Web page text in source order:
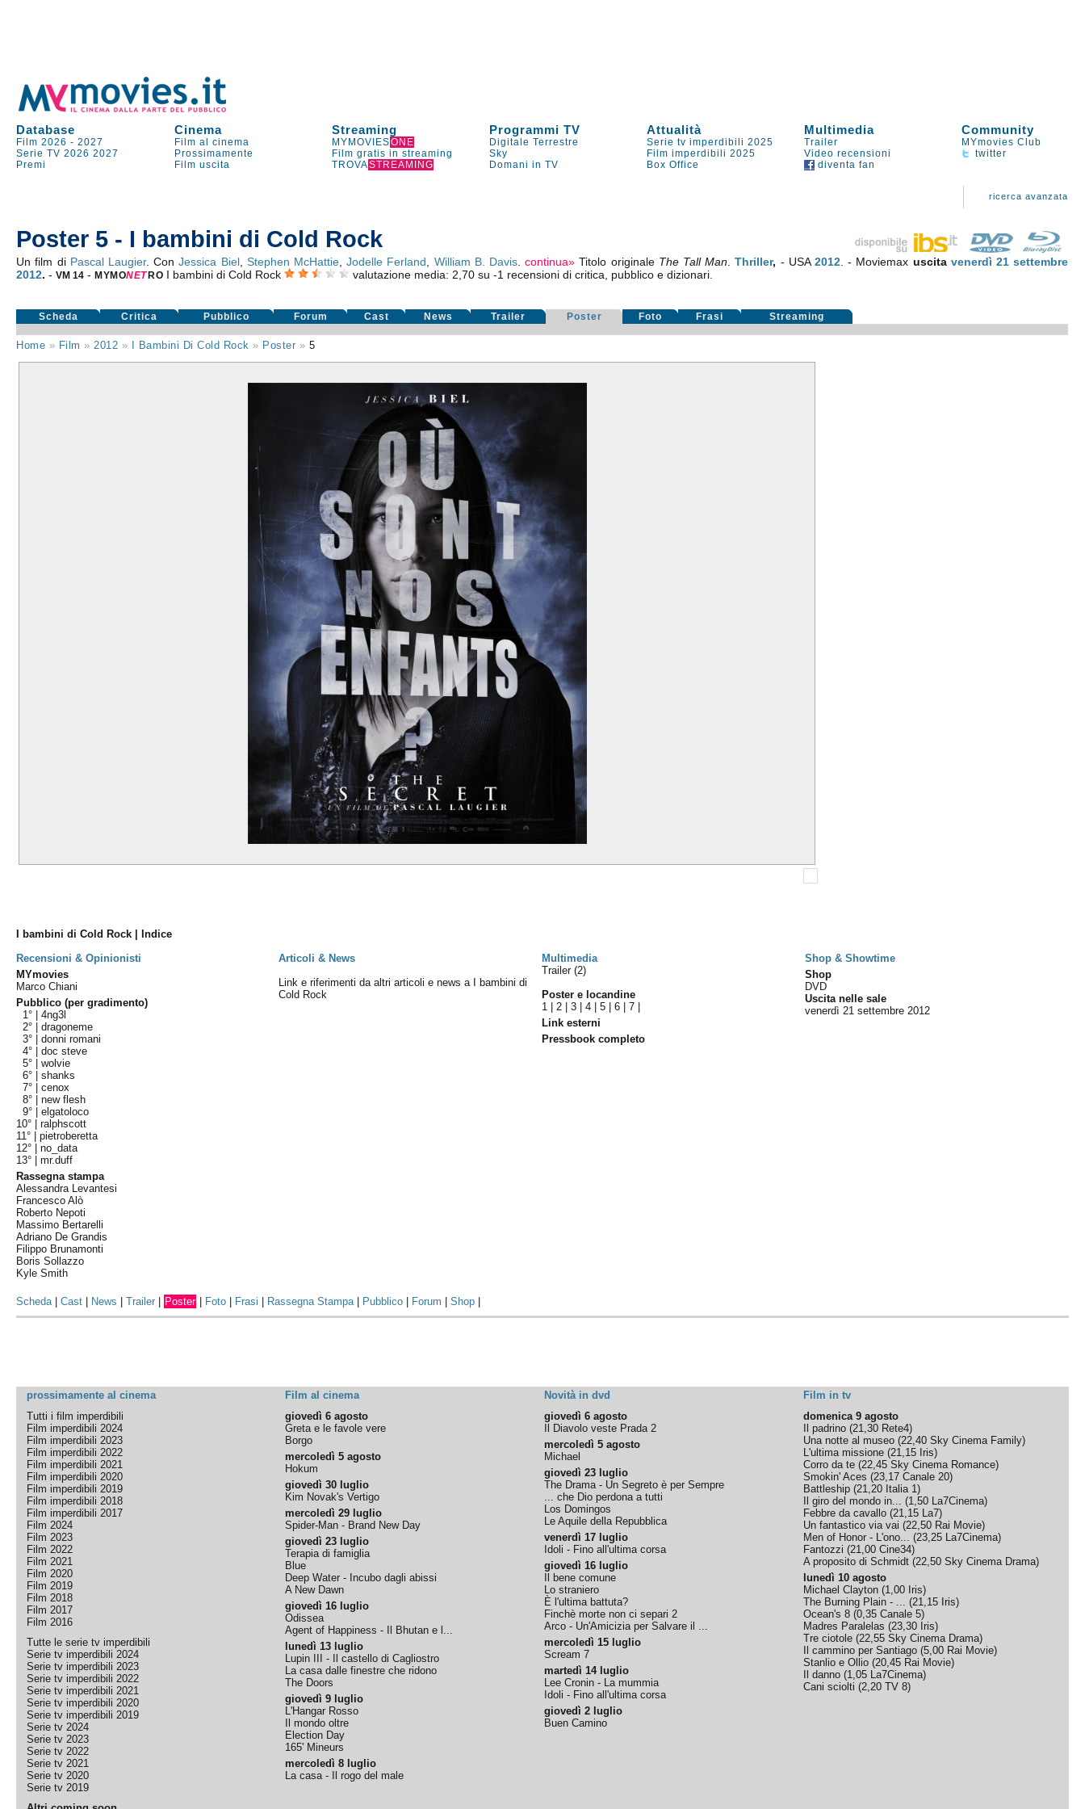
Database Cinema Streaming Programmi TV Attualità Multimedia Community
Film 2026 -2027 Film al cinema MYMOVIESONE Digitale Terrestre Serie tv imperdibili 2025 Trailer
MYmovies Club
Serie TV 2026 2027 Prossimamente Film gratis in streaming Sky Film imperdibili 2025 Video recensioni
twitter
Premi
Film uscita TROVASTREAMING Domani in TV Box Office diventa fan
ricerca avanzata
Poster 5 - I bambini di Cold Rock
Un film di Pascal Laugier. ConJessica Biel, Stephen McHattie,Jodelle Ferland William B. Davis .continua» Titolo originale The Tall Man .Thriller, - USA2012 . - Moviemax uscita venerdì 21 settembre
2012.-VM 14 -MYMONET RO I bambini di Cold Rock valutazione media: 2,70 su -1 recensioni di critica, pubblico e dizionari.
Scheda Critica Pubblico Forum Cast News Trailer Poster Foto Frasi Streaming
Home » Film » 2012 » I Bambini Di Cold Rock » Poster » 5
I bambini di Cold Rock | Indice
Recensioni & Opinionisti
Articoli & News Multimedia
Shop & Showtime
MYmovies
Marco Chiani
Pubblico (per gradimento)
1° |4ng3l
2° |dragoneme
3° |donni romani
4° |doc steve
5° |wolvie
6° |shanks
7° |cenox
8° |new flesh
9° |elgatoloco
10° |ralphscott
11° |pietroberetta
12° |no_data
13° |mr.duff
Rassegna stampa
Alessandra Levantesi
Francesco Alò
Roberto Nepoti
Massimo Bertarelli
Adriano De Grandis
Filippo Brunamonti
Boris Sollazzo
Kyle Smith
Link e riferimenti da altri articoli e news a I bambini di
Cold Rock
Trailer (2)
Poster e locandine
1 |2 |3 |4 |5 |6 |7
Link esterni
Pressbook completo
Shop
DVD
Uscita nelle sale
venerdì 21 settembre 2012
Scheda|Cast News |Trailer Poster Foto Frasi Rassegna Stampa| Pubblico Forum |Shop
prossimamente al cinema Film al cinema Novità in dvd
Film in tv
Tutti i film imperdibili
Film imperdibili 2024
Film imperdibili 2023
Film imperdibili 2022
Film imperdibili 2021
Film imperdibili 2020
Film imperdibili 2019
Film imperdibili 2018
Film imperdibili 2017
Film 2024
Film 2023
Film 2022
Film 2021
Film 2020
Film 2019
Film 2018
Film 2017
Film 2016
Tutte le serie tv imperdibili
Serie tv imperdibili 2024
Serie tv imperdibili 2023
Serie tv imperdibili 2022
Serie tv imperdibili 2021
Serie tv imperdibili 2020
Serie tv imperdibili 2019
Serie tv 2024
Serie tv 2023
Serie tv 2022
Serie tv 2021
Serie tv 2020
Serie tv 2019
giovedì 6 agosto
Greta e le favole vere
Borgo
mercoledì 5 agosto
Hokum
giovedì 30 luglio
Kim Novak's Vertigo
mercoledì 29 luglio
Spider-Man - Brand New Day
giovedì 23 luglio
Terapia di famiglia
Blue
Deep Water - Incubo dagli abissi
A New Dawn
giovedì 16 luglio
Odissea
Agent of Happiness - Il Bhutan e l...
lunedì 13 luglio
Lupin III - Il castello di Cagliostro
La casa dalle finestre che ridono
The Doors
giovedì 9 luglio
L'Hangar Rosso
Il mondo oltre
Election Day
165' Mineurs
mercoledì 8 luglio
La casa - Il rogo del male
giovedì 6 agosto
Il Diavolo veste Prada 2
mercoledì 5 agosto
Michael
giovedì 23 luglio
The Drama - Un Segreto è per Sempre
... che Dio perdona a tutti
Los Domingos
Le Aquile della Repubblica
venerdì 17 luglio
Idoli - Fino all'ultima corsa
giovedì 16 luglio
Il bene comune
Lo straniero
È l'ultima battuta?
Finchè morte non ci separi 2
Arco - Un'Amicizia per Salvare il ...
mercoledì 15 luglio
Scream 7
martedì 14 luglio
Lee Cronin - La mummia
Idoli - Fino all'ultima corsa
giovedì 2 luglio
Buen Camino
domenica 9 agosto
Il padrino (21,30 Rete4)
Una notte al museo (22,40 Sky Cinema Family)
L'ultima missione (21,15 Iris)
Corro da te (22,45 Sky Cinema Romance)
Smokin' Aces (23,17 Canale 20)
Battleship (21,20 Italia 1)
Il giro del mondo in... (1,50 La7Cinema)
Febbre da cavallo (21,15 La7)
Un fantastico via vai (22,50 Rai Movie)
Men of Honor - L'ono... (23,25 La7Cinema)
Fantozzi (21,00 Cine34)
A proposito di Schmidt (22,50 Sky Cinema Drama)
lunedì 10 agosto
Michael Clayton (1,00 Iris)
The Burning Plain - ... (21,15 Iris)
Ocean's 8 (0,35 Canale 5)
Madres Paralelas (23,30 Iris)
Tre ciotole (22,55 Sky Cinema Drama)
Il cammino per Santiago (5,00 Rai Movie)
Stanlio e Ollio (20,45 Rai Movie)
Il danno (1,05 La7Cinema)
Cani sciolti (2,20 TV 8)